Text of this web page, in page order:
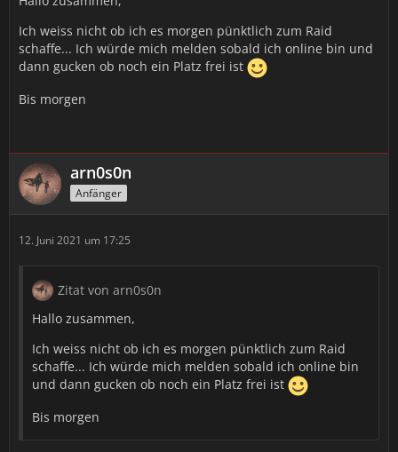
Ich weiss nicht ob ich es morgen pünktlich zum Raid
schaffe... Ich würde mich melden sobald ich online bin und
dann gucken ob noch ein Platz frei ist
Bis morgen
arn0s0n
Anfänger
12. Juni 2021 um 17:25
Zitat von arn0s0n
Hallo zusammen,
Ich weiss nicht ob ich es morgen pünktlich zum Raid
schaffe... Ich würde mich melden sobald ich online bin
und dann gucken ob noch ein Platz frei ist
Bis morgen